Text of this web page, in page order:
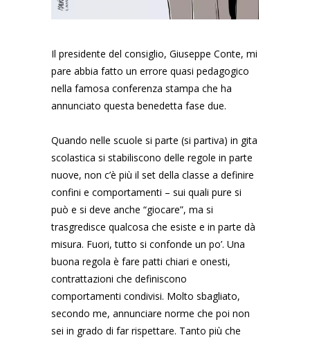
Il presidente del consiglio, Giuseppe Conte, mi
pare abbia fatto un errore quasi pedagogico
nella famosa conferenza stampa che ha
annunciato questa benedetta fase due.
Quando nelle scuole si parte (si partiva) in gita
scolastica si stabiliscono delle regole in parte
nuove, non c’è più il set della classe a definire
confini e comportamenti – sui quali pure si
può e si deve anche “giocare”, ma si
trasgredisce qualcosa che esiste e in parte dà
misura. Fuori, tutto si confonde un po’. Una
buona regola è fare patti chiari e onesti,
contrattazioni che definiscono
comportamenti condivisi. Molto sbagliato,
secondo me, annunciare norme che poi non
sei in grado di far rispettare. Tanto più che